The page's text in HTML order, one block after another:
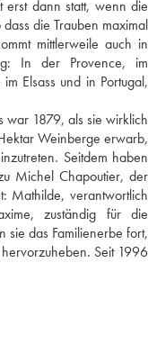
dann statt, wenn die
die Trauben maximal
mittlerweile auch in
In der Provence, im
Elsass und in Portugal,
war 1879, als sie wirklich
Weinberge erwarb,
Seitdem haben
Michel Chapoutier, der
Mathilde, verantwortlich
zuständig für die
sie das Familienerbe fort,
Seit 1996